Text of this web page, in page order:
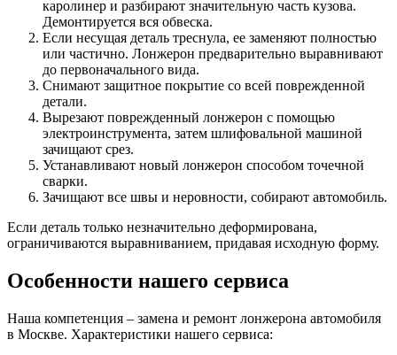
каролинер и разбирают значительную часть кузова.
Демонтируется вся обвеска.
Если несущая деталь треснула, ее заменяют полностью
или частично. Лонжерон предварительно выравнивают
до первоначального вида.
Снимают защитное покрытие со всей поврежденной
детали.
Вырезают поврежденный лонжерон с помощью
электроинструмента, затем шлифовальной машиной
зачищают срез.
Устанавливают новый лонжерон способом точечной
сварки.
Зачищают все швы и неровности, собирают автомобиль.
Если деталь только незначительно деформирована,
ограничиваются выравниванием, придавая исходную форму.
Особенности нашего сервиса
Наша компетенция – замена и ремонт лонжерона автомобиля
в Москве. Характеристики нашего сервиса: